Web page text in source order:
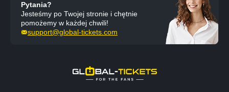
Pytania?
Jesteśmy po Twojej stronie i chętnie
pomożemy w każdej chwili!
support@global-tickets.com